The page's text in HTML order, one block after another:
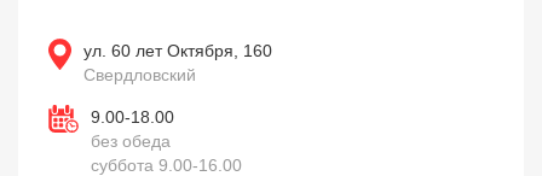
ул. 60 лет Октября, 160
Свердловский
9.00-18.00
без обеда
суббота 9.00-16.00